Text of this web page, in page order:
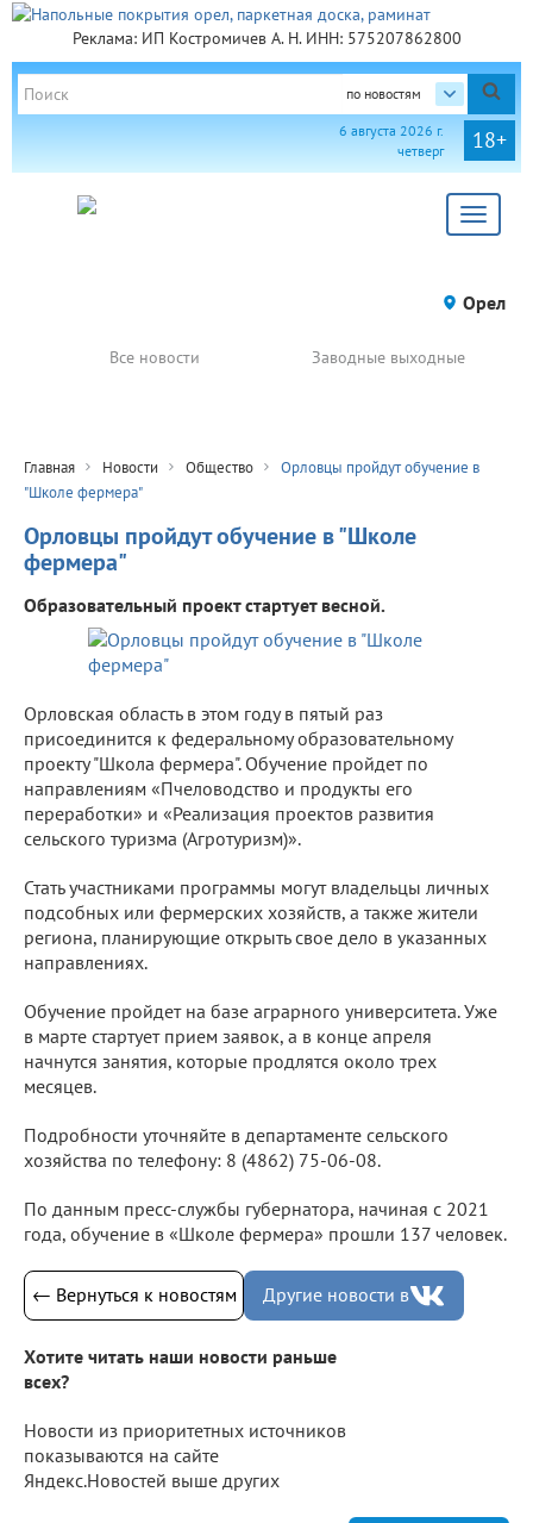
Реклама: ИП Костромичев А. Н. ИНН: 575207862800
по новостям
18+
6 августа 2026 г.
четверг
Toggle
Орел
Все новости Заводные выходные
Главная Новости Общество
Орловцы пройдут обучение в
"Школе фермера"
Орловцы пройдут обучение в "Школе
фермера"
Образовательный проект стартует весной.
Орловская область в этом году в пятый раз
присоединится к федеральному образовательному
проекту "Школа фермера". Обучение пройдет по
направлениям «Пчеловодство и продукты его
переработки» и «Реализация проектов развития
сельского туризма (Агротуризм)».
Стать участниками программы могут владельцы личных
подсобных или фермерских хозяйств, а также жители
региона, планирующие открыть свое дело в указанных
направлениях.
Обучение пройдет на базе аграрного университета. Уже
в марте стартует прием заявок, а в конце апреля
начнутся занятия, которые продлятся около трех
месяцев.
Подробности уточняйте в департаменте сельского
хозяйства по телефону: 8 (4862) 75-06-08.
По данным пресс-службы губернатора, начиная с 2021
года, обучение в «Школе фермера» прошли 137 человек.
← Вернуться к новостям Другие новости в
Хотите читать наши новости раньше
всех?
Новости из приоритетных источников
показываются на сайте
Яндекс.Новостей выше других